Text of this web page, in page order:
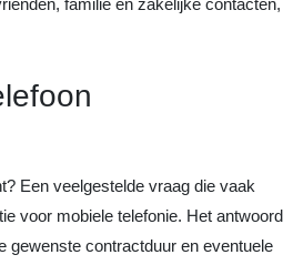
familie en zakelijke contacten,
Een veelgestelde vraag die vaak
voor mobiele telefonie. Het antwoord
gewenste contractduur en eventuele